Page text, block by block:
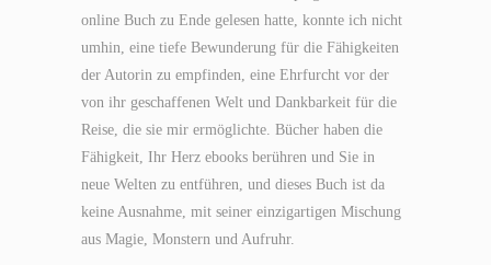
online Buch zu Ende gelesen hatte, konnte ich nicht
umhin, eine tiefe Bewunderung für die Fähigkeiten
der Autorin zu empfinden, eine Ehrfurcht vor der
von ihr geschaffenen Welt und Dankbarkeit für die
Reise, die sie mir ermöglichte. Bücher haben die
Fähigkeit, Ihr Herz ebooks berühren und Sie in
neue Welten zu entführen, und dieses Buch ist da
keine Ausnahme, mit seiner einzigartigen Mischung
aus Magie, Monstern und Aufruhr.